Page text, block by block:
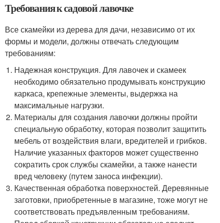
Требования к садовой лавочке
Все скамейки из дерева для дачи, независимо от их
формы и модели, должны отвечать следующим
требованиям:
Надежная конструкция. Для лавочек и скамеек
необходимо обязательно продумывать конструкцию
каркаса, крепежные элементы, выдержка на
максимальные нагрузки.
Материалы для создания лавочки должны пройти
специальную обработку, которая позволит защитить
мебель от воздействия влаги, вредителей и грибков.
Наличие указанных факторов может существенно
сократить срок службы скамейки, а также нанести
вред человеку (путем заноса инфекции).
Качественная обработка поверхностей. Деревянные
заготовки, приобретенные в магазине, тоже могут не
соответствовать предъявленным требованиям.